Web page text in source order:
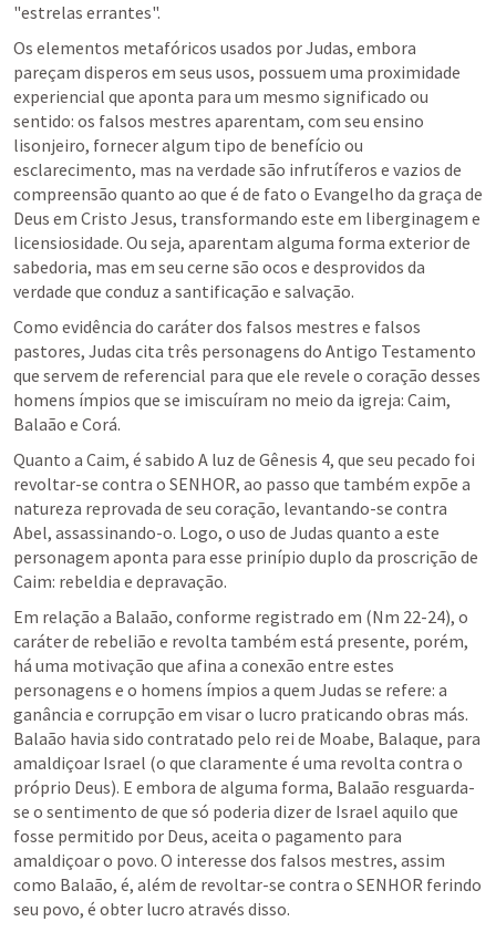
"estrelas errantes".
Os elementos metafóricos usados por Judas, embora
pareçam disperos em seus usos, possuem uma proximidade
experiencial que aponta para um mesmo significado ou
sentido: os falsos mestres aparentam, com seu ensino
lisonjeiro, fornecer algum tipo de benefício ou
esclarecimento, mas na verdade são infrutíferos e vazios de
compreensão quanto ao que é de fato o Evangelho da graça de
Deus em Cristo Jesus, transformando este em liberginagem e
licensiosidade. Ou seja, aparentam alguma forma exterior de
sabedoria, mas em seu cerne são ocos e desprovidos da
verdade que conduz a santificação e salvação.
Como evidência do caráter dos falsos mestres e falsos
pastores, Judas cita três personagens do Antigo Testamento
que servem de referencial para que ele revele o coração desses
homens ímpios que se imiscuíram no meio da igreja: Caim,
Balaão e Corá.
Quanto a Caim, é sabido A luz de Gênesis 4, que seu pecado foi
revoltar-se contra o SENHOR, ao passo que também expõe a
natureza reprovada de seu coração, levantando-se contra
Abel, assassinando-o. Logo, o uso de Judas quanto a este
personagem aponta para esse prinípio duplo da proscrição de
Caim: rebeldia e depravação.
Em relação a Balaão, conforme registrado em (Nm 22-24), o
caráter de rebelião e revolta também está presente, porém,
há uma motivação que afina a conexão entre estes
personagens e o homens ímpios a quem Judas se refere: a
ganância e corrupção em visar o lucro praticando obras más.
Balaão havia sido contratado pelo rei de Moabe, Balaque, para
amaldiçoar Israel (o que claramente é uma revolta contra o
próprio Deus). E embora de alguma forma, Balaão resguarda-
se o sentimento de que só poderia dizer de Israel aquilo que
fosse permitido por Deus, aceita o pagamento para
amaldiçoar o povo. O interesse dos falsos mestres, assim
como Balaão, é, além de revoltar-se contra o SENHOR ferindo
seu povo, é obter lucro através disso.